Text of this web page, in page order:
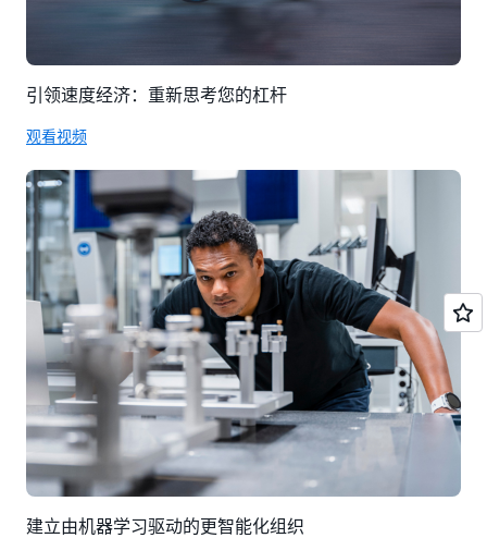
引领速度经济：重新思考您的杠杆
观看视频
建立由机器学习驱动的更智能化组织